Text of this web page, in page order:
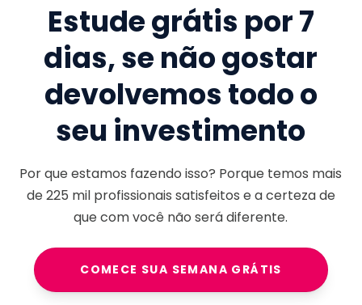
Estude grátis por 7
dias, se não gostar
devolvemos todo o
seu investimento
Por que estamos fazendo isso? Porque temos mais
de225 milprofissionais satisfeitos e a certeza de
que com você não será diferente.
COMECE SUA SEMANA GRÁTIS